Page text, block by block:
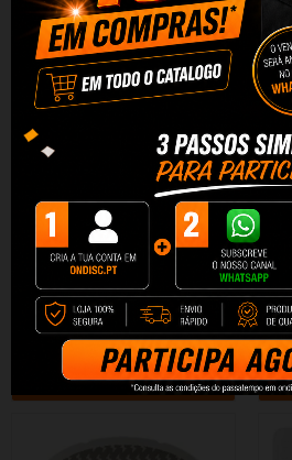
Absorvente Odores Inteligente
Catlink Fresh
33,87 €
+ Adicionar